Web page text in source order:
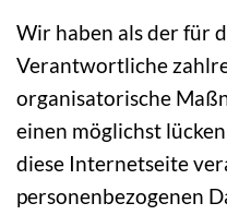
Wir haben als der für
Verantwortliche
organisatorische
einen möglichst
diese Internetseite
personenbezogenen